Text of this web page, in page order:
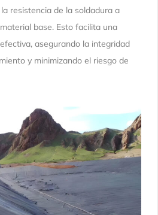
resistencia de la soldadura a
base. Esto facilita una
asegurando la integridad
y minimizando el riesgo de